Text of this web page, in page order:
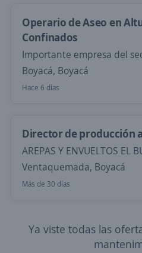
Operario de Aseo en
Confinados
Importante empresa del
Boyacá, Boyacá
Hace 6 días
Director de producción
AREPAS Y ENVUELTOS EL
Ventaquemada, Boyacá
Más de 30 días
Ya viste todas las